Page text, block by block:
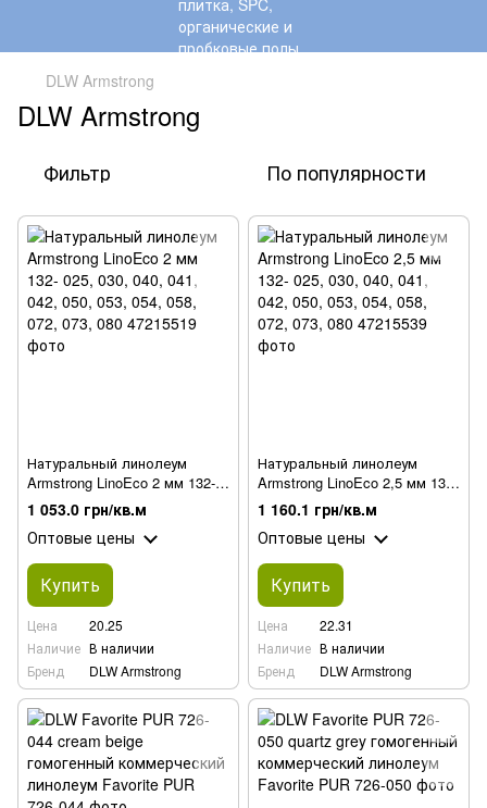
DLW Armstrong
DLW Armstrong
Фильтр По популярности
Натуральный линолеум
Armstrong LinoEco 2 мм 132-
025, 030, 040, 041, 042, 050,
053, 054, 058, 072, 073, 080
1 053.0 грн/кв.м
Оптовые цены
Купить
Цена
20.25
Наличие В наличии
Бренд
DLW Armstrong
Натуральный линолеум
Armstrong LinoEco 2,5 мм 132-
025, 030, 040, 041, 042, 050,
053, 054, 058, 072, 073, 080
1 160.1 грн/кв.м
Оптовые цены
Купить
Цена
22.31
Наличие В наличии
Бренд
DLW Armstrong